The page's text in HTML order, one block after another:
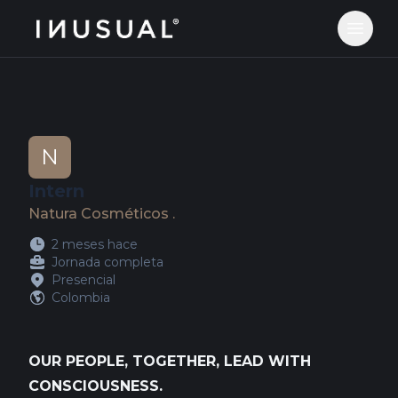
jobs.inusual.com
N
Intern
Natura Cosméticos .
2 meses hace
Jornada completa
Presencial
Colombia
OUR PEOPLE, TOGETHER, LEAD WITH
CONSCIOUSNESS.